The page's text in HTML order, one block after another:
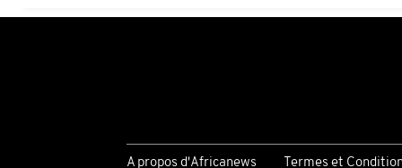
A propos d'Africanews Termes et